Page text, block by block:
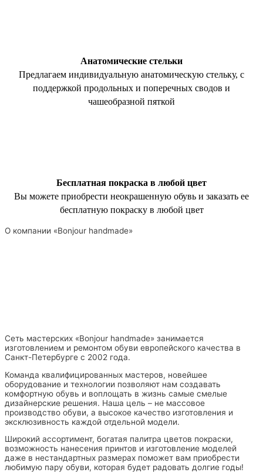
Анатомические стельки
Предлагаем индивидуальную анатомическую стельку, с
поддержкой продольных и поперечных сводов и
чашеобразной пяткой
Бесплатная покраска в любой цвет
Вы можете приобрести неокрашенную обувь и заказать ее
бесплатную покраску в любой цвет
О компании «Bonjour handmade»
Сеть мастерских «Bonjour handmade» занимается
изготовлением и ремонтом обуви европейского качества в
Санкт-Петербурге с 2002 года.
Команда квалифицированных мастеров, новейшее
оборудование и технологии позволяют нам создавать
комфортную обувь и воплощать в жизнь самые смелые
дизайнерские решения. Наша цель – не массовое
производство обуви, а высокое качество изготовления и
эксклюзивность каждой отдельной модели.
Широкий ассортимент, богатая палитра цветов покраски,
возможность нанесения принтов и изготовление моделей
даже в нестандартных размерах поможет вам приобрести
любимую пару обуви, которая будет радовать долгие годы!